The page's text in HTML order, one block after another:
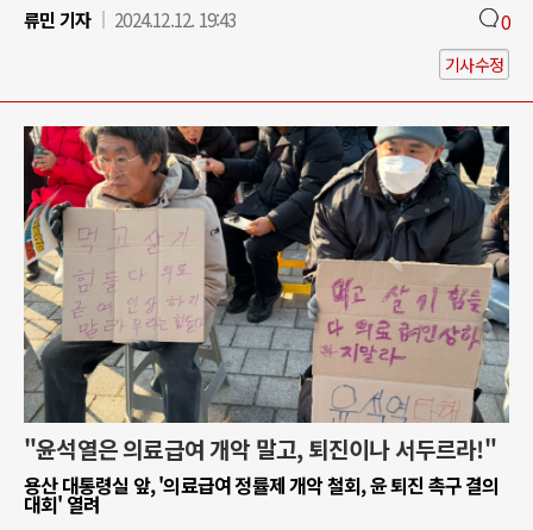
류민 기자
2024.12.12. 19:43 0
기사수정
"윤석열은 의료급여 개악 말고, 퇴진이나 서두르라!"
용산 대통령실 앞, '의료급여 정률제 개악 철회, 윤 퇴진 촉구 결의
대회' 열려